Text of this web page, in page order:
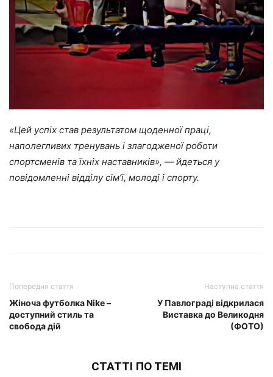
«Цей успіх став результатом щоденної праці,
наполегливих тренувань і злагодженої роботи
спортсменів та їхніх наставників», ― йдеться у
повідомленні відділу сім’ї, молоді і спорту.
Попередня стаття
Жіноча футболка Nike –
доступний стиль та
свобода дій
Наступна стаття
У Павлограді відкрилася
Виставка до Великодня
(ФОТО)
СТАТТІ ПО ТЕМІ